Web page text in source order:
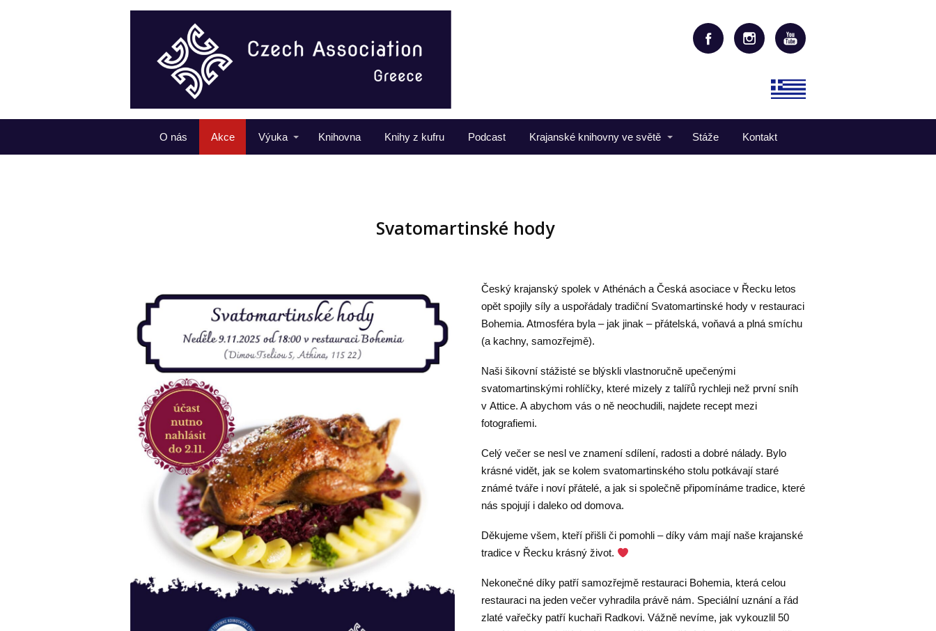
O nás Akce Výuka Knihovna Knihy z kufru Podcast Krajanské knihovny ve světě Stáže Kontakt
Svatomartinské hody
Český krajanský spolek v Athénách a Česká asociace v Řecku letos
opět spojily síly a uspořádaly tradiční Svatomartinské hody v restauraci
Bohemia. Atmosféra byla – jak jinak – přátelská, voňavá a plná smíchu
(a kachny, samozřejmě).
Naši šikovní stážisté se blýskli vlastnoručně upečenými
svatomartinskými rohlíčky, které mizely z talířů rychleji než první sníh
v Attice. A abychom vás o ně neochudili, najdete recept mezi
fotografiemi.
Celý večer se nesl ve znamení sdílení, radosti a dobré nálady. Bylo
krásné vidět, jak se kolem svatomartinského stolu potkávají staré
známé tváře i noví přátelé, a jak si společně připomínáme tradice, které
nás spojují i daleko od domova.
Děkujeme všem, kteří přišli či pomohli – díky vám mají naše krajanské
tradice v Řecku krásný život.
Nekonečné díky patří samozřejmě restauraci Bohemia, která celou
restauraci na jeden večer vyhradila právě nám. Speciální uznání a řád
zlaté vařečky patří kuchaři Radkovi. Vážně nevíme, jak vykouzlil 50